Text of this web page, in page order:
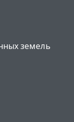
земель